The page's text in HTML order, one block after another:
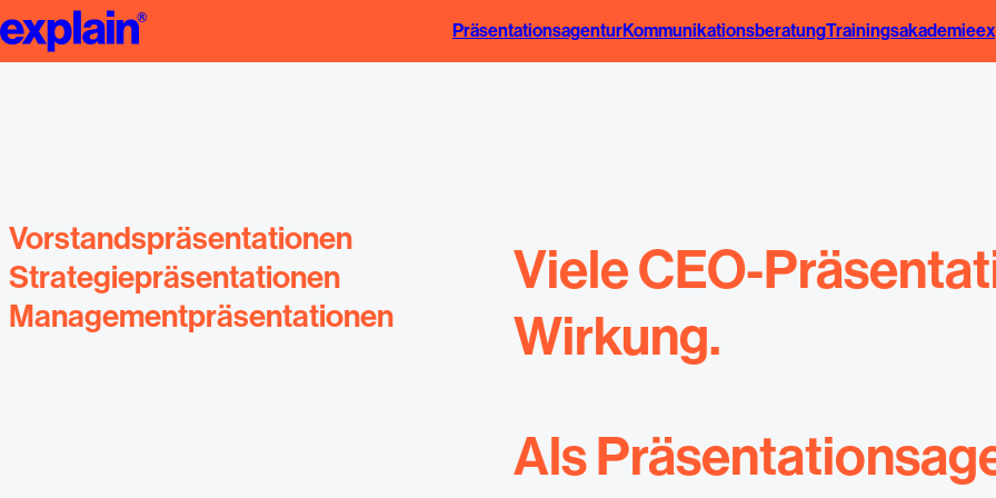
CEO Präsentation erstellen lassen | Strategie & Design | explainPräsentationsagenturKommunikationsberatungTrainingsakademie
Vorstandspräsentationen
Strategiepräsentationen
Managementpräsentationen
Viele CEO-
Wirkung.
Als